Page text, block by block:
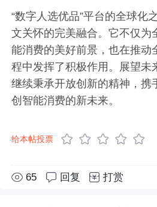
“数字人选优品”平台的全球化
文关怀的完美融合。它不仅为
能消费的美好前景，也在推动
程中发挥了积极作用。展望未
继续秉承开放创新的精神，携
创智能消费的新未来。
给本帖投票
65 回复 打赏